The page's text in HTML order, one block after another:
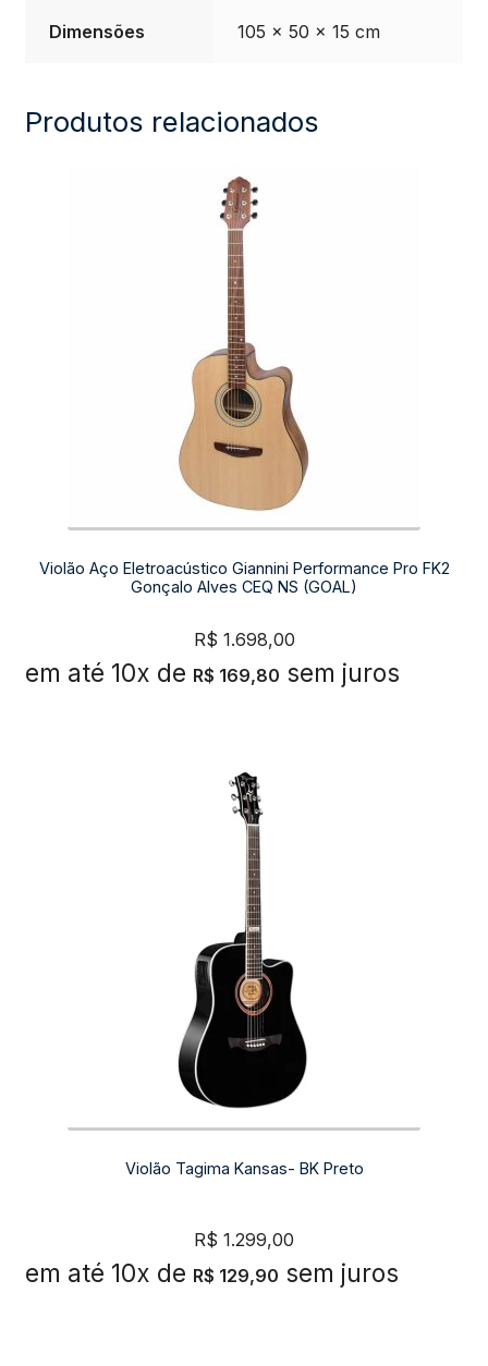
Dimensões 105 × 50 × 15 cm
Produtos relacionados
Violão Aço Eletroacústico Giannini Performance Pro FK2
Gonçalo Alves CEQ NS (GOAL)
R$ 1.698,00
em até 10x de R$ 169,80 sem juros
Violão Tagima Kansas- BK Preto
R$ 1.299,00
em até 10x de R$ 129,90 sem juros